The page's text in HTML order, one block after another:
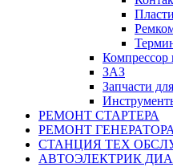
Компрессор
ЗАЗ
Запчасти
РЕМОНТ СТАРТЕРА
РЕМОНТ ГЕНЕРАТОРА
СТАНЦИЯ ТЕХ
АВТОЭЛЕКТРИК